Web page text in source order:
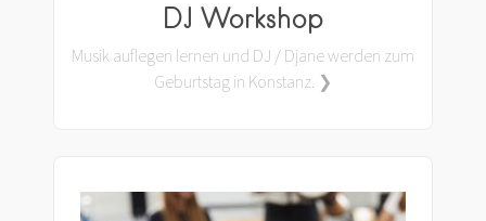
DJ Workshop
Musik auflegen lernen und DJ / Djane werden zum
Geburtstag in Konstanz. ❯